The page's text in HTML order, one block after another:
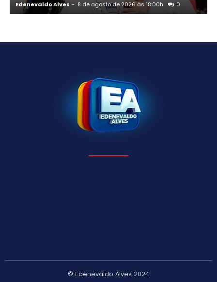
Edenevaldo Alves - 8 de agosto de 2026 às 18:00h 0
© Edenevaldo Alves 2024